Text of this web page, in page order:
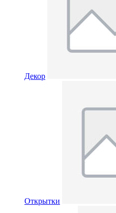
Декор
Открытки